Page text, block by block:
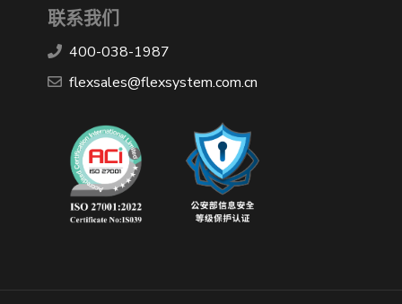
联系我们
400-038-1987
​flexsales@flexsystem.com.cn